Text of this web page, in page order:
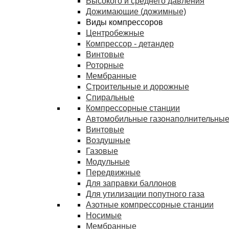
Дожимающие (дожимные)
Виды компрессоров
Центробежные
Компрессор - детандер
Винтовые
Роторные
Мембранные
Строительные и дорожные
Спиральные
Компрессорные станции
Автомобильные
Винтовые
Воздушные
Газовые
Модульные
Передвижные
Для заправки баллонов
Для утилизации попутного газа
Азотные компрессорные станции
Носимые
Мембранные